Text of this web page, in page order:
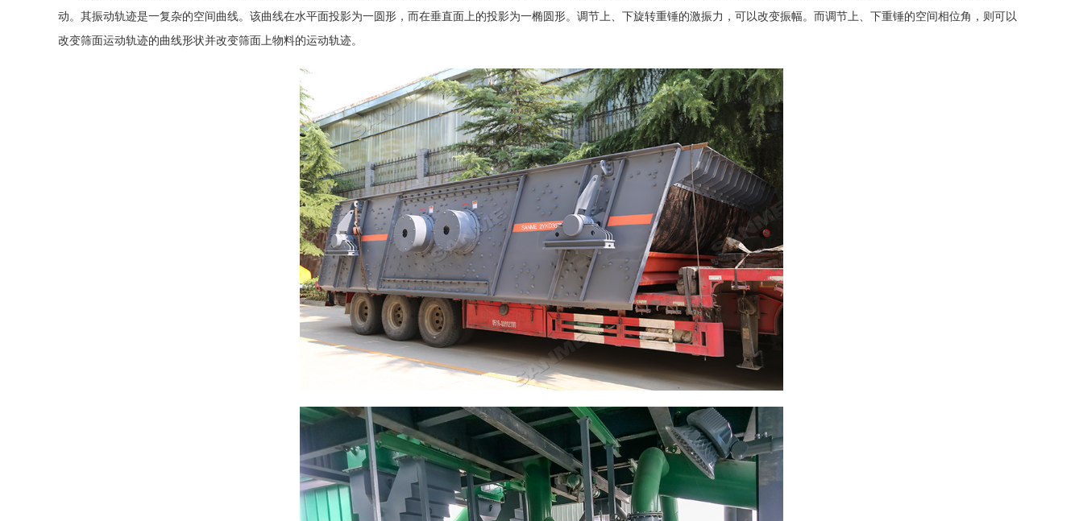
动。其振动轨迹是一复杂的空间曲线。该曲线在水平面投影为一圆形，而在垂直面上的投影为一椭圆形。调节上、下旋转重锤的激振力，可以改变振幅。而调节上、下重锤的空间相位角，则可以
改变筛面运动轨迹的曲线形状并改变筛面上物料的运动轨迹。